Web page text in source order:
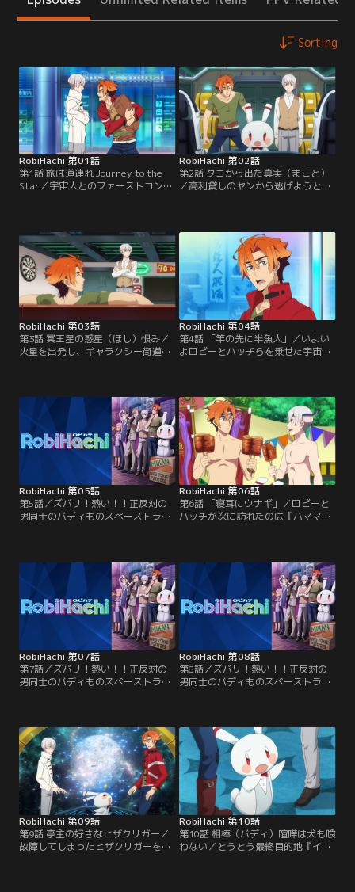
Sorting
RobiHachi 第01話
第1話 旅は道連れ Journey to the
Star／宇宙人とのファーストコンタ
クトから半世紀、人類が自由に宇宙
いしい金の話に弱い残念アラサーの
ロビーは、今日も高利貸しのヤンか
ら多額の借金を抱えていた。その取
り立てに現れるバイトのハッチ。ロ
ビーはヤン達から逃げようと…。
RobiHachi 第02話
第2話 タコから出た真実（まこと）
／高利貸しのヤンから逃げようと宇
宙に飛び出したロビーとイックの宇
落としの旅に行ってしまおうと決意
するのだが、そこにヤンに雇われた
バイトのハッチも同乗していた！ロ
ビーはハッチに「帰れ」と宇宙船か
ら下ろそうとし、揉める二人。そこ
へ追ってくるヤンの宇宙船。
RobiHachi 第03話
第3話 冥王星の惑星（ほし）恨み／
火星を出発し、ギャラクシー街道に
船に行く手を阻まれ、冥王星に強制
着陸することに。そこには--冥王星
が惑星から外れ、準惑星に格下げさ
れたことに頭を悩ませる冥王星の住
民達がいた。ロビーとハッチは住民
らに冥王星が…。
RobiHachi 第04話
第4話 「竿の先に半魚人」／いよい
よロビーとハッチらを乗せた宇宙船
ーラ』だった。早速、わくわく繁華
街に出てみると、半魚人だらけ！？
オダワーラは半魚人の星だったの
だ。「もう二度と来れないかもしれ
ないし！」と嬉しそうにグルメスポ
ットを調べては積極的に…。
RobiHachi 第05話
第5話／ズバリ！熱い！！正反対の
男同士のバディものスペーストラベ
ラーズ！G.C.0051。NEO TOKYO八
ポライターだが、仕事上の失敗から
契約を切られ、女には振られ、交通
事故で死にかけるなど、人生で思う
にまかせぬ不運が続き、ついには借
金取りに追われる身に。
RobiHachi 第06話
第6話 「寝耳にウナギ」／ロビーと
ハッチが次に訪れたのは『ハママ
くなっていた。噂に聞くだけでウナ
ギを見たことも食べたこともないハ
ッチは大喜び。おりしもハママIIで
は大ウナギ祭りが開かれようとして
いた！
RobiHachi 第07話
第7話／ズバリ！熱い！！正反対の
男同士のバディものスペーストラベ
ポライターだが、仕事上の失敗から
契約を切られ、女には振られ、交通
事故で死にかけるなど、人生で思う
にまかせぬ不運が続き、ついには借
金取りに追われる身に。
RobiHachi 第08話
第8話／ズバリ！熱い！！正反対の
男同士のバディものスペーストラベ
ポライターだが、仕事上の失敗から
契約を切られ、女には振られ、交通
事故で死にかけるなど、人生で思う
にまかせぬ不運が続き、ついには借
金取りに追われる身に。
RobiHachi 第09話
第9話 亭主の好きなヒザクリガー／
故障してしまったヒザクリガーを修
RobiHachi 第10話
第10話 相棒（バディ）喧嘩は犬も喰
わない／とうとう最終目的地『イセ
カンダル』が目前に迫るロビー達。